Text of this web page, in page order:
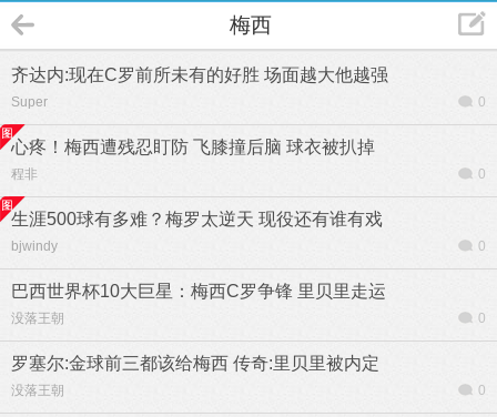
梅西
齐达内:现在C罗前所未有的好胜 场面越大他越强
Super 0
心疼！梅西遭残忍盯防 飞膝撞后脑 球衣被扒掉
程非 0
生涯500球有多难？梅罗太逆天 现役还有谁有戏
bjwindy 0
巴西世界杯10大巨星：梅西C罗争锋 里贝里走运
没落王朝 0
罗塞尔:金球前三都该给梅西 传奇:里贝里被内定
没落王朝 0